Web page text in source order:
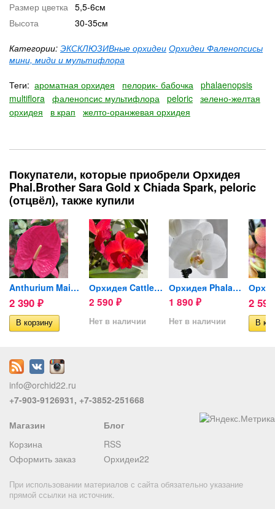
Размер цветка 5,5-6см
Высота
30-35см
Категории: ЭКСКЛЮЗИВные орхидеи Орхидеи Фаленопсисы
мини, миди и мультифлора
Теги: ароматная орхидея пелорик- бабочка phalaenopsis
multiflora фаленопсис мультифлора peloric зелено-желтая
орхидея
в крап желто-оранжевая орхидея
Покупатели, которые приобрели Орхидея
Phal.Brother Sara Gold x Chiada Spark, peloric
(отцвёл), также купили
Anthurium Maine (отцвел)
2 390 ₽
Орхидея Cattleya hybrid...
2 590 ₽
Нет в наличии
Орхидея Phalaenopsis Serena...
1 890 ₽
Нет в наличии
2
info@orchid22.ru
+7-903-9126931, +7-3852-251668
Магазин
Корзина
Оформить заказ
Блог
RSS
Орхидеи22
При использовании материалов с сайта обязательно указание
прямой ссылки на источник.